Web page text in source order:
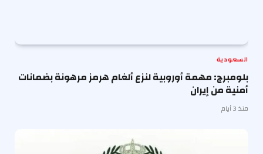
السعودية
بلومبرج: مهمة أوروبية لنزع ألغام هرمز مرهونة بضمانات
أمنية من إيران
منذ 3 أيام